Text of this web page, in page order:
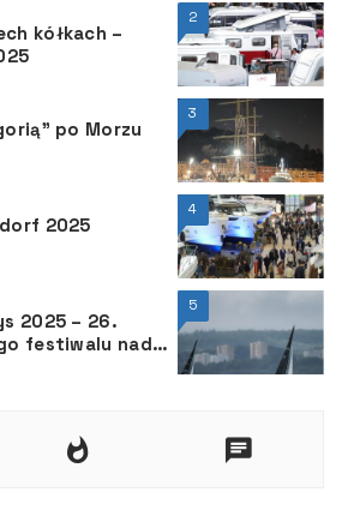
2
kółkach –
3
po Morzu
4
2025
5
2025 – 26.
festiwalu nad